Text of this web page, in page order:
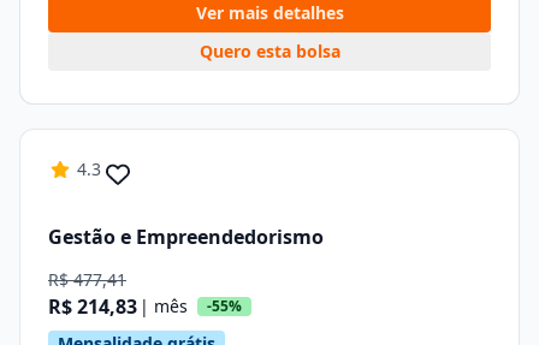
Ver mais detalhes
Quero esta bolsa
4.3
Gestão e Empreendedorismo
R$ 477,41
R$ 214,83 | mês -55%